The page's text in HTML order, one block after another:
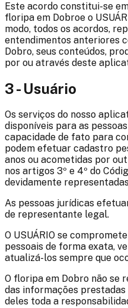
Este acordo constitui-se
floripa em Dobroe o
modo, todos os acordos,
entendimentos anteriores
Dobro, seus conteúdos,
por ou através deste
3 - Usuário
Os serviços do nosso
disponíveis para as
capacidade de fato para
podem efetuar cadastro
anos ou acometidas por
nos artigos 3º e 4º do
devidamente
As pessoas jurídicas
de representante legal.
O USUÁRIO se
pessoais de forma exata,
atualizá-los sempre que
O floripa em Dobro não se
das informações prestadas
deles toda a